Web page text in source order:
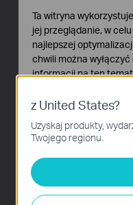
Wiele
- łatwe
Punkt dostępowy
z United States?
Uzyskaj produkty,
Twojego regionu.
Ta witryna
jej przeglądanie, w
najlepszej
chwili można
informacji na ten
Podstawowe Cookies
Te pliki cookies
witryny i nie moga
Cookies dotyczące
Analiza - Te pliki
analizy ruchu na